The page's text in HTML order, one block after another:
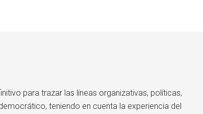
para trazar las líneas organizativas, políticas,
teniendo en cuenta la experiencia del